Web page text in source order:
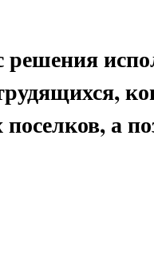
решения
а